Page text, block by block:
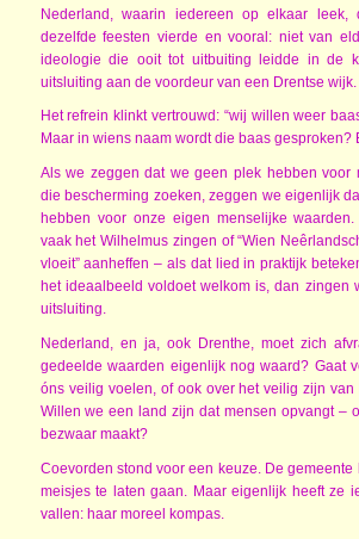
Nederland, waarin iedereen op elkaar leek,
dezelfde feesten vierde en vooral: niet van
ideologie die ooit tot uitbuiting leidde in de
uitsluiting aan de voordeur van een Drentse wijk.
Het refrein klinkt vertrouwd: “wij willen weer
Maar in wiens naam wordt die baas gesproken?
Als we zeggen dat we geen plek hebben voor
die bescherming zoeken, zeggen we eigenlijk
hebben voor onze eigen menselijke
vaak het Wilhelmus zingen of “Wien
vloeit” aanheffen – als dat lied in praktijk
het ideaalbeeld voldoet welkom is, dan zingen
uitsluiting.
Nederland, en ja, ook Drenthe, moet zich
gedeelde waarden eigenlijk nog waard? Gaat
óns veilig voelen, of ook over het veilig zijn van
Willen we een land zijn dat mensen opvangt –
bezwaar maakt?
Coevorden stond voor een keuze. De gemeente
meisjes te laten gaan. Maar eigenlijk heeft ze
vallen: haar moreel kompas.